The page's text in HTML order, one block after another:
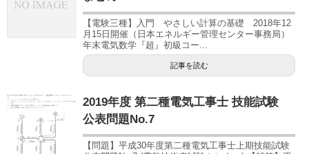
【電験三種】入門 やさしい計算の基礎 2018年12
月15日開催（日本エネルギー管理センター事務局）
年末電気数学『超』初級コー...
記事を読む
2019年度 第二種電気工事士 技能試験
公表問題No.7
【問題】平成30年度第二種電気工事士上期技能試験